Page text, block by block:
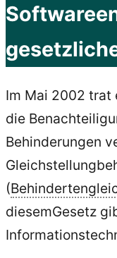
Im Mai 2002 trat
die
Behinderungen
(
diesemGesetz